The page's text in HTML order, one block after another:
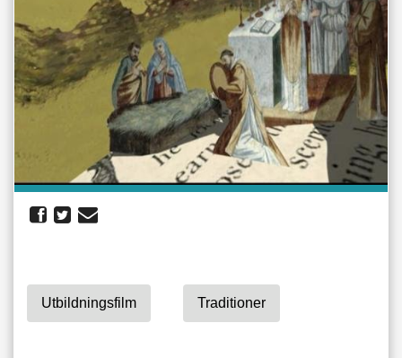
Utbildningsfilm Traditioner